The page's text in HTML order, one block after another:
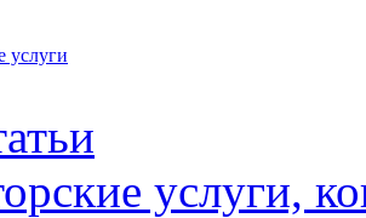
услуги
услуги,